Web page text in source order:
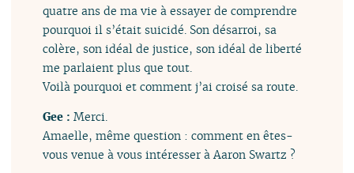
quatre ans de ma vie à essayer de comprendre
pourquoi il s’était suicidé. Son désarroi, sa
colère, son idéal de justice, son idéal de liberté
me parlaient plus que tout.
Voilà pourquoi et comment j’ai croisé sa route.
Gee :Merci.
Amaelle, même question : comment en êtes-
vous venue à vous intéresser à Aaron Swartz ?